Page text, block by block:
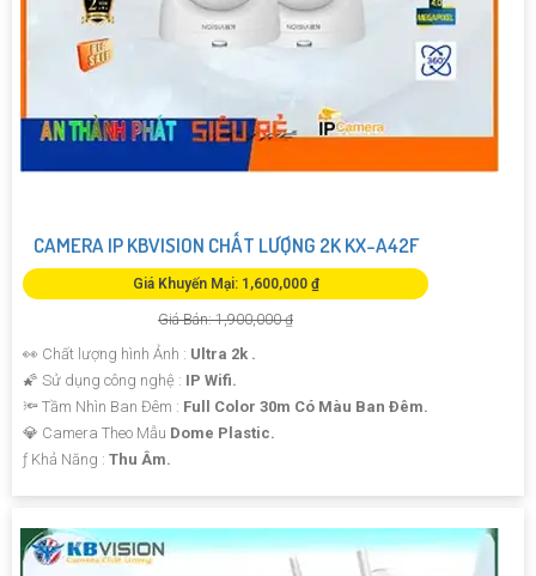
CAMERA IP KBVISION CHẤT LƯỢNG 2K KX-A42F
Giá Khuyến Mại: 1,600,000 ₫
Giá Bán: 1,900,000 ₫
👀 Chất lượng hình Ảnh : Ultra 2k .
🌠 Sử dụng công nghệ : IP Wifi.
🔦 Tầm Nhìn Ban Đêm : Full Color 30m Có Màu Ban Ðêm.
💎 Camera Theo Mẫu Dome Plastic.
️ƒ Khả Năng : Thu Âm.